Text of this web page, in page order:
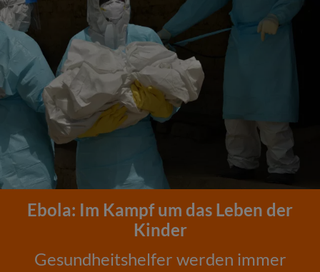
Ebola: Im Kampf um das Leben der
Kinder
Gesundheitshelfer werden immer